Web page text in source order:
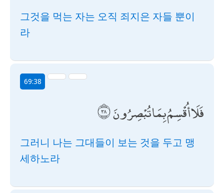
그것을 먹는 자는 오직 죄지은 자들 뿐이
라
69:38
فَلَا أُقْسِمُ بِمَا تُبْصِرُونَ
그러니 나는 그대들이 보는 것을 두고 맹
세하노라